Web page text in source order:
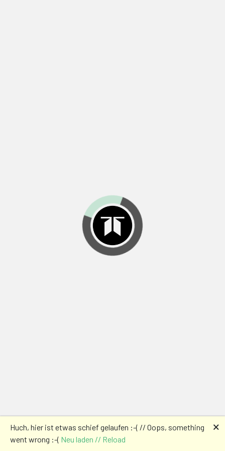
Huch, hier ist etwas schief gelaufen :-( // Oops, something
went wrong :-( Neu laden // Reload
🗙